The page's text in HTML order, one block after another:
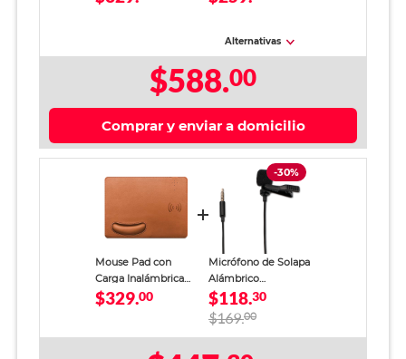
Alternativas
$588.00
Comprar y enviar a domicilio
Mouse Pad con
Carga Inalámbrica
Spectra
$329.00
-30%
Micrófono de Solapa
Alámbrico
RadioShack
Omnidireccional 1.5
m
$118.30
$169.00